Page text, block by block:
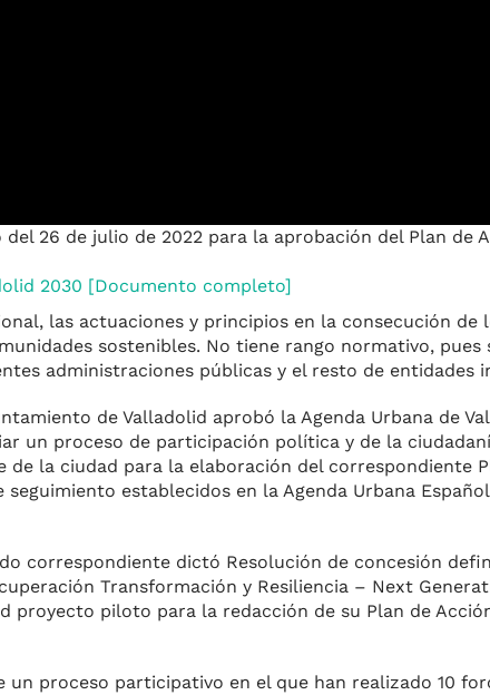
26 de julio de 2022 para la aprobación del Plan de
2030 [Documento completo]
las actuaciones y principios en la consecución de
sostenibles. No tiene rango normativo, pues
administraciones públicas y el resto de entidades
de Valladolid aprobó la Agenda Urbana de
un proceso de participación política y de la
la ciudad para la elaboración del correspondiente
establecidos en la Agenda Urbana
correspondiente dictó Resolución de concesión
Transformación y Resiliencia – Next
proyecto piloto para la redacción de su Plan de
proceso participativo en el que han realizado 10